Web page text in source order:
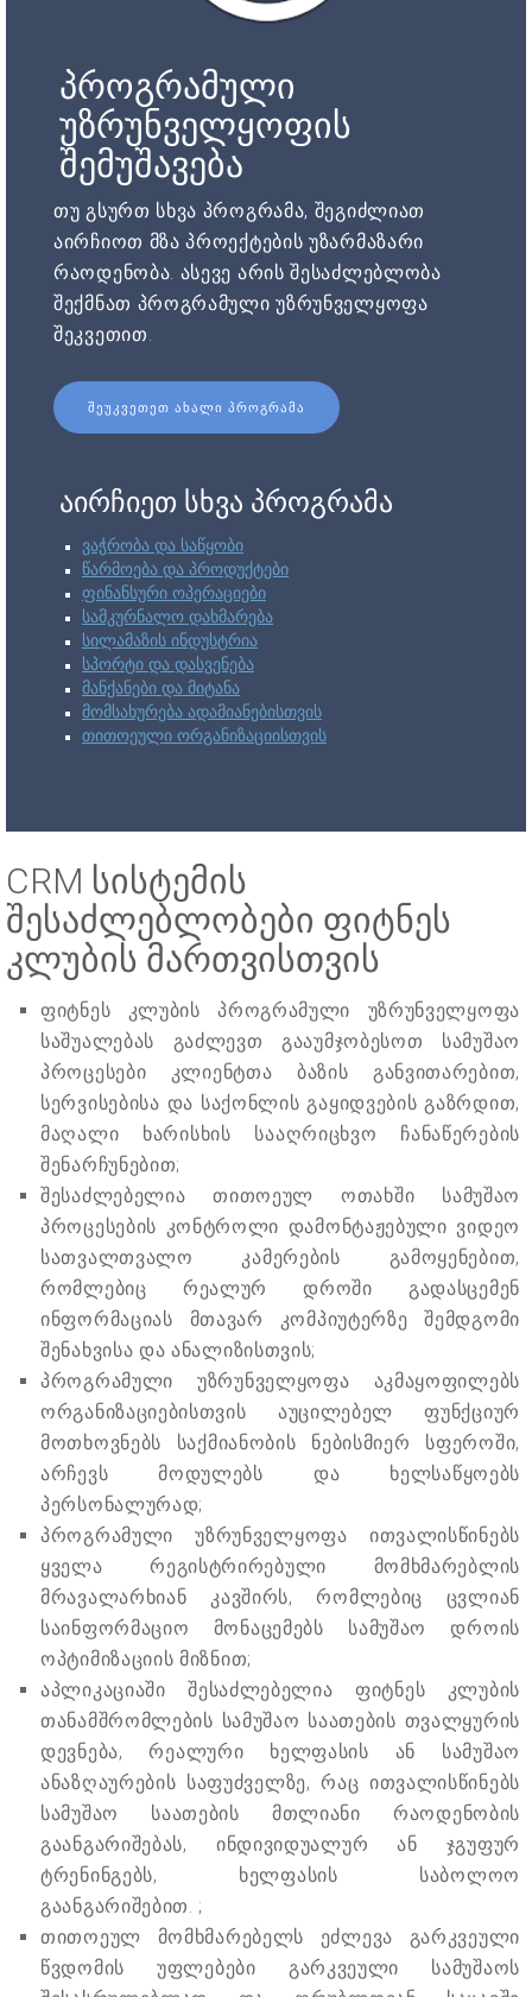
პროგრამული
უზრუნველყოფის
შემუშავება
თუ გსურთ სხვა პროგრამა, შეგიძლიათ
აირჩიოთ მზა პროექტების უზარმაზარი
რაოდენობა. ასევე არის შესაძლებლობა
შექმნათ პროგრამული უზრუნველყოფა
შეკვეთით.
ᲨᲔᲣᲙᲕᲔᲗᲔᲗ ᲐᲮᲐᲚᲘ ᲞᲠᲝᲒᲠᲐᲛᲐ
აირჩიეთ სხვა პროგრამა
ვაჭრობა და საწყობი
წარმოება და პროდუქტები
ფინანსური ოპერაციები
სამკურნალო დახმარება
სილამაზის ინდუსტრია
სპორტი და დასვენება
მანქანები და მიტანა
მომსახურება ადამიანებისთვის
თითოეული ორგანიზაციისთვის
CRM სისტემის
შესაძლებლობები ფიტნეს
კლუბის მართვისთვის
ფიტნეს კლუბის პროგრამული უზრუნველყოფა
საშუალებას გაძლევთ გააუმჯობესოთ სამუშაო
პროცესები კლიენტთა ბაზის განვითარებით,
სერვისებისა და საქონლის გაყიდვების გაზრდით,
მაღალი ხარისხის სააღრიცხვო ჩანაწერების
შენარჩუნებით;
შესაძლებელია თითოეულ ოთახში სამუშაო
პროცესების კონტროლი დამონტაჟებული ვიდეო
სათვალთვალო კამერების გამოყენებით,
რომლებიც რეალურ დროში გადასცემენ
ინფორმაციას მთავარ კომპიუტერზე შემდგომი
შენახვისა და ანალიზისთვის;
პროგრამული უზრუნველყოფა აკმაყოფილებს
ორგანიზაციებისთვის აუცილებელ ფუნქციურ
მოთხოვნებს საქმიანობის ნებისმიერ სფეროში,
არჩევს მოდულებს და ხელსაწყოებს
პერსონალურად;
პროგრამული უზრუნველყოფა ითვალისწინებს
ყველა რეგისტრირებული მომხმარებლის
მრავალარხიან კავშირს, რომლებიც ცვლიან
საინფორმაციო მონაცემებს სამუშაო დროის
ოპტიმიზაციის მიზნით;
აპლიკაციაში შესაძლებელია ფიტნეს კლუბის
თანამშრომლების სამუშაო საათების თვალყურის
დევნება, რეალური ხელფასის ან სამუშაო
ანაზღაურების საფუძველზე, რაც ითვალისწინებს
სამუშაო საათების მთლიანი რაოდენობის
გაანგარიშებას, ინდივიდუალურ ან ჯგუფურ
ტრენინგებს, ხელფასის საბოლოო
გაანგარიშებით. ;
თითოეულ მომხმარებელს ეძლევა გარკვეული
წვდომის უფლებები გარკვეული სამუშაოს